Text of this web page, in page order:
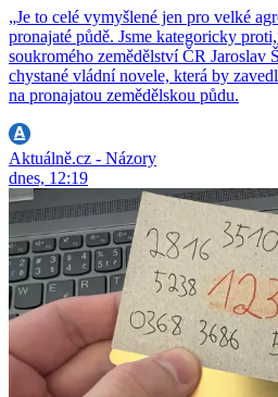
„Je to celé vymyšlené jen pro velké
pronajaté půdě. Jsme kategoricky
soukromého zemědělství ČR Jaroslav
chystané vládní novele, která by
na pronajatou zemědělskou půdu.
Aktuálně.cz - Názory
dnes, 12:19